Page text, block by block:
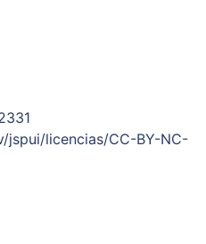
jspui/licencias/CC-BY-NC-